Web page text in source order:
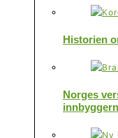
Historien
Norges